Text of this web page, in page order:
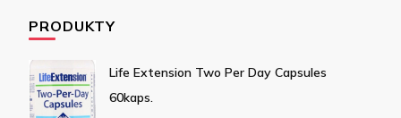
PRODUKTY
Life Extension Two Per Day Capsules
60kaps.